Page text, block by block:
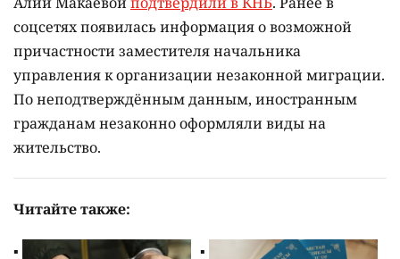
соцсетях появилась информация о возможной
причастности заместителя начальника
управления к организации незаконной миграции.
По неподтверждённым данным, иностранным
гражданам незаконно оформляли виды на
жительство.
Читайте также: